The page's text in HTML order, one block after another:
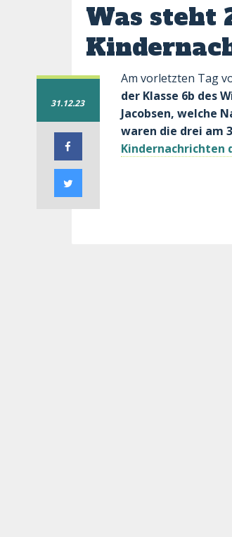
Was steht
31.12.23
Am vorletzten Tag
der Klasse 6b des
Jacobsen, welche
waren die drei am
Kindernachrichten